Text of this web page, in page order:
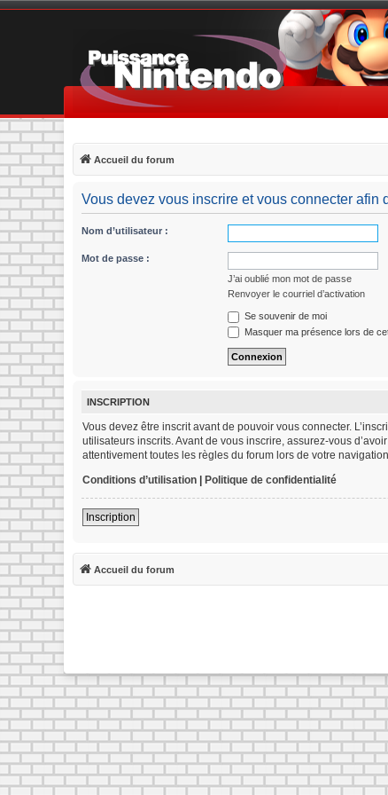
Accueil du forum
Vous devez vous inscrire et vous connecter
Nom d’utilisateur :
Mot de passe :
J’ai oublié mon mot de passe
Renvoyer le courriel d’activation
Se souvenir de moi
Masquer ma présence lors de
INSCRIPTION
Vous devez être inscrit avant de pouvoir vous connecter.
utilisateurs inscrits. Avant de vous inscrire, assurez-vous
attentivement toutes les règles du forum lors de votre navigation.
Conditions d’utilisation | Politique de confidentialité
Inscription
Accueil du forum